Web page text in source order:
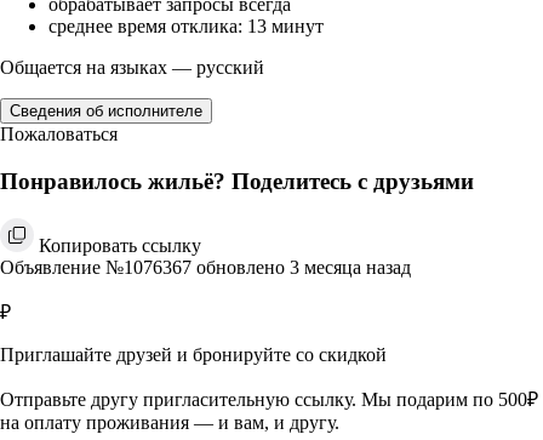
обрабатывает запросы всегда
среднее время отклика: 13 минут
Общается на языках — русский
Сведения об исполнителе
Пожаловаться
Понравилось жильё? Поделитесь с друзьями
Копировать ссылку
Объявление №1076367 обновлено 3 месяца назад
₽
Приглашайте друзей и бронируйте со скидкой
Отправьте другу пригласительную ссылку. Мы подарим по 500₽
на оплату проживания — и вам, и другу.